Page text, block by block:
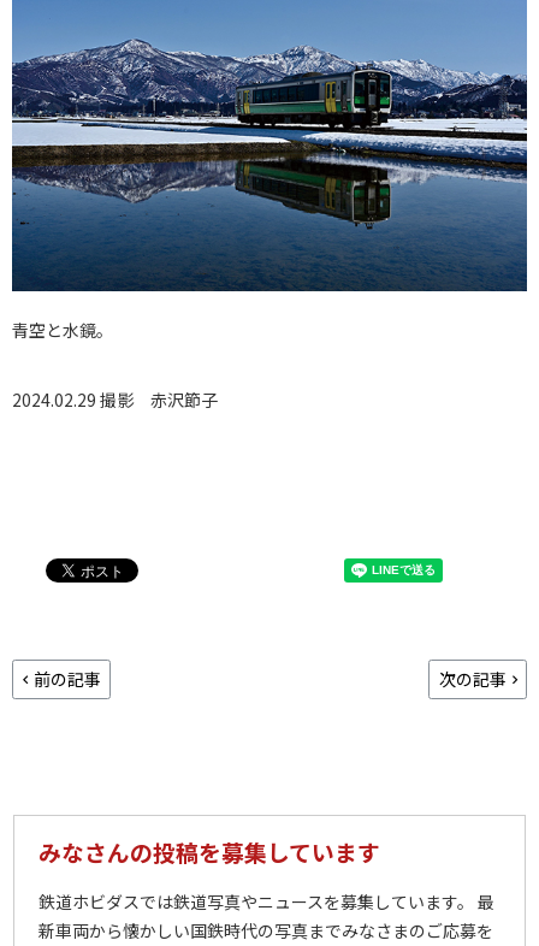
青空と水鏡。
2024.02.29 撮影 赤沢節子
前の記事 次の記事
みなさんの投稿を募集しています
鉄道ホビダスでは鉄道写真やニュースを募集しています。 最
新車両から懐かしい国鉄時代の写真までみなさまのご応募を